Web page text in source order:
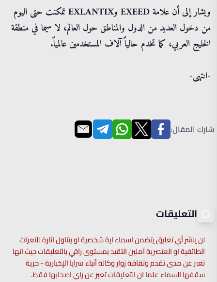
ويشار إلى أن علامة EXEED وEXLANTIX تمكنت حتى اليوم
من دخول العديد من الدول والمناطق حول العالم، لا سيما في منطقة
الخليج العربي، كما تخدم حالياً آلاف المستخدمين عالمياً.
-انتهى-
شارك المقال:
التعليقات
لن ينشر أي تعليق يتضمن اسماء اية شخصية او يتناول اثارة للنعرات
الطائفية او العنصرية آملين التقيد بمستوى راقي بالتعليقات حيث انها
تعبر عن مدى تقدم وثقافة زوار وكالة أنباء سرايا الإخبارية - حرية
سقفها السماء علما ان التعليقات تعبر عن راي اصحابها فقط.